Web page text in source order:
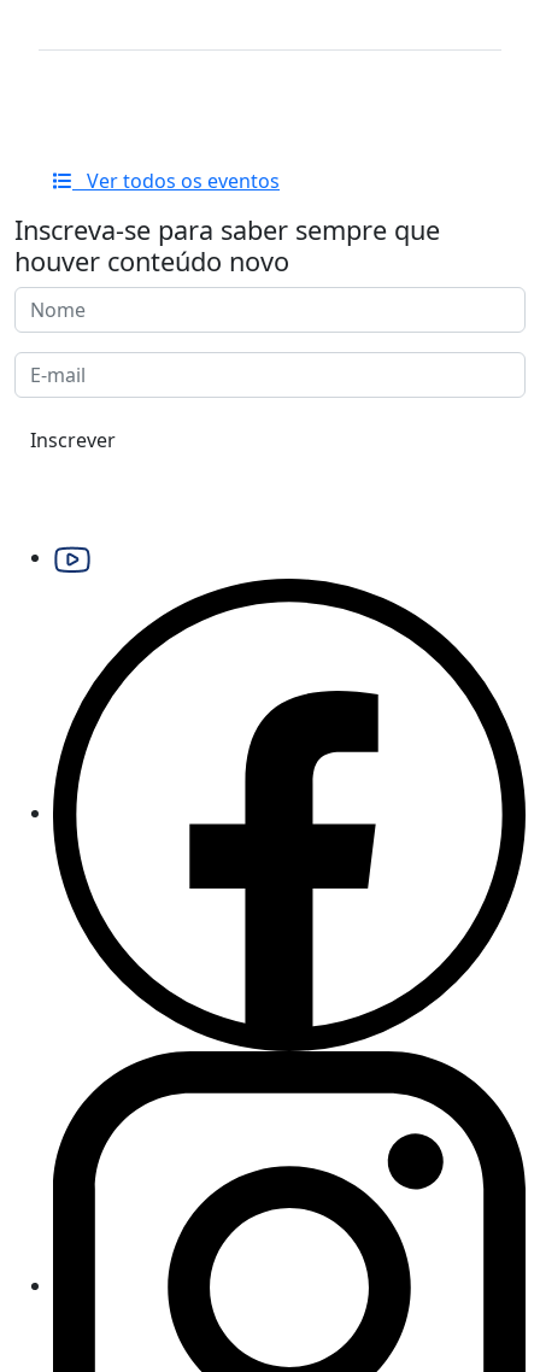
Ver todos os eventos
Inscreva-se para saber sempre que
houver conteúdo novo
Inscrever